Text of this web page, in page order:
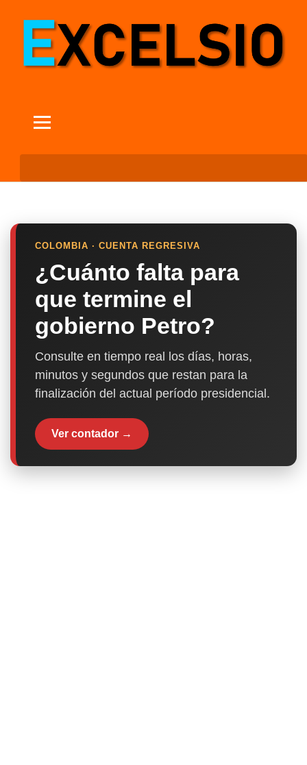
COLOMBIA · CUENTA REGRESIVA
¿Cuánto falta para
que termine el
gobierno Petro?
Consulte en tiempo real los días, horas,
minutos y segundos que restan para la
finalización del actual período presidencial.
Ver contador →